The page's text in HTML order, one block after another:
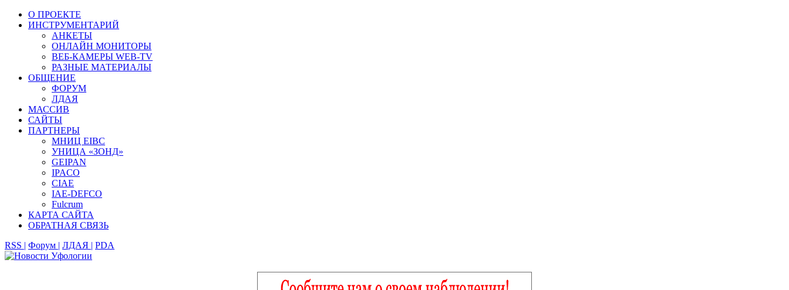
О ПРОЕКТЕ
ИНСТРУМЕНТАРИЙ
АНКЕТЫ
ОНЛАЙН МОНИТОРЫ
ВЕБ-КАМЕРЫ WEB-TV
РАЗНЫЕ МАТЕРИАЛЫ
ОБЩЕНИЕ
ФОРУМ
ЛДАЯ
МАССИВ
САЙТЫ
ПАРТНЕРЫ
МНИЦ EIBC
УНИЦА «ЗОНД»
GEIPAN
IPACO
CIAE
IAE-DEFCO
Fulcrum
КАРТА САЙТА
ОБРАТНАЯ СВЯЗЬ
RSS | Форум | ЛДАЯ | PDA